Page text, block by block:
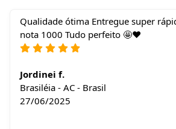
Qualidade ótima Entregue super
nota 1000 Tudo perfeito 🤩❤️
Jordinei f.
Brasiléia - AC - Brasil
27/06/2025